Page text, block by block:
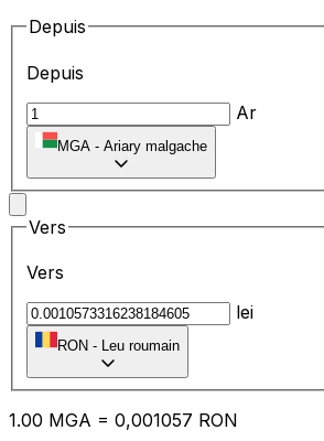
Depuis
Depuis
Ar
MGA - Ariary malgache
Vers
Vers
lei
RON - Leu roumain
1.00 MGA = 0,001057 RON